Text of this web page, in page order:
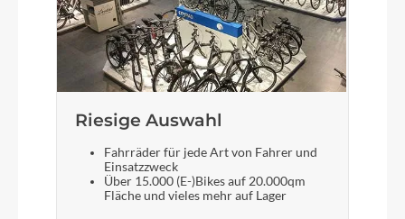
Vorderrad Nabe
6-Loch Aufnahme
FUXON FS-50 EB, 50 Lux LED
Riesige Auswahl
Fahrräder für jede Art von Fahrer und
Einsatzzweck
Über 15.000 (E-)Bikes auf 20.000qm
Fläche und vieles mehr auf Lager